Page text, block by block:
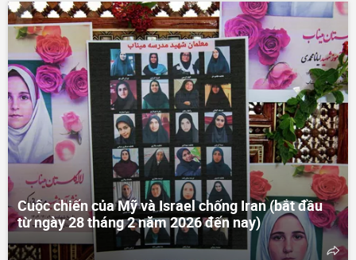
Cuộc chiến của Mỹ và Israel chống Iran (bắt đầu
từ ngày 28 tháng 2 năm 2026 đến nay)